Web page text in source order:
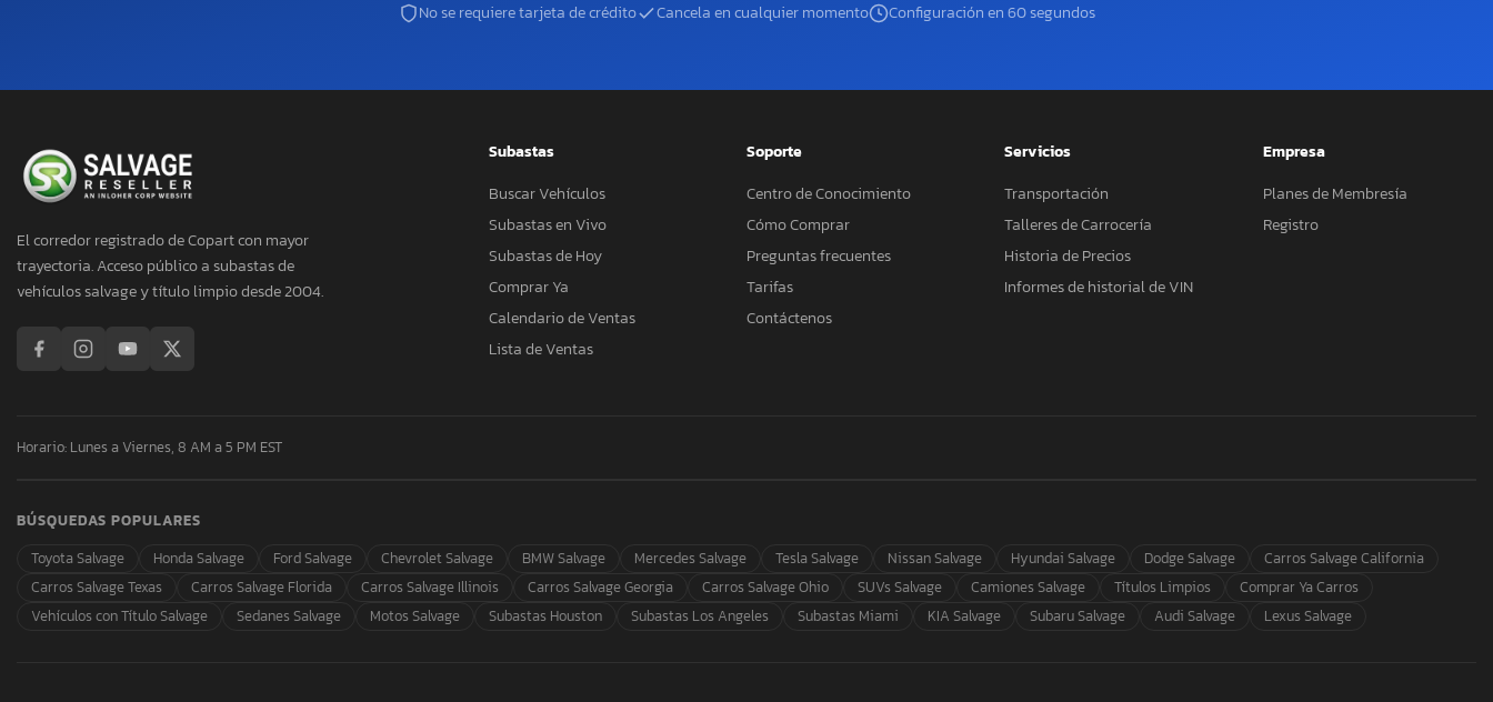
No se requiere tarjeta de crédito Cancela en cualquier momento Configuración en 60 segundos
El corredor registrado de Copart con mayor
trayectoria. Acceso público a subastas de
vehículos salvage y título limpio desde 2004.
Subastas
Buscar Vehículos
Subastas en Vivo
Subastas de Hoy
Comprar Ya
Calendario de Ventas
Lista de Ventas
Soporte
Centro de Conocimiento
Cómo Comprar
Preguntas frecuentes
Tarifas
Contáctenos
Servicios
Transportación
Talleres de Carrocería
Historia de Precios
Informes de historial de VIN
Empresa
Planes de Membresía
Registro
Horario: Lunes a Viernes, 8 AM a 5 PM EST
BÚSQUEDAS POPULARES
Toyota Salvage
Honda Salvage Ford Salvage Chevrolet Salvage BMW Salvage Mercedes Salvage Tesla Salvage Nissan Salvage Hyundai Salvage Dodge Salvage
Carros Salvage California
Carros Salvage Texas
Carros Salvage Florida Carros Salvage Illinois Carros Salvage Georgia Carros Salvage Ohio SUVs Salvage Camiones Salvage Títulos Limpios
Comprar Ya Carros
Vehículos con Título Salvage
Sedanes Salvage Motos Salvage Subastas Houston Subastas Los Angeles Subastas Miami KIA Salvage Subaru Salvage Audi Salvage Lexus Salvage